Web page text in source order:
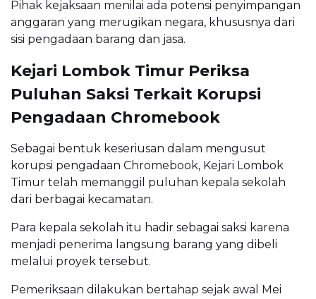
Pihak kejaksaan menilai ada potensi penyimpangan
anggaran yang merugikan negara, khususnya dari
sisi pengadaan barang dan jasa.
Kejari Lombok Timur Periksa
Puluhan Saksi Terkait Korupsi
Pengadaan Chromebook
Sebagai bentuk keseriusan dalam mengusut
korupsi pengadaan Chromebook, Kejari Lombok
Timur telah memanggil puluhan kepala sekolah
dari berbagai kecamatan.
Para kepala sekolah itu hadir sebagai saksi karena
menjadi penerima langsung barang yang dibeli
melalui proyek tersebut.
Pemeriksaan dilakukan bertahap sejak awal Mei